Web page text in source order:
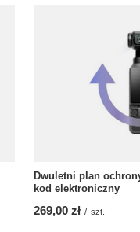
Dwuletni plan
kod elektroniczny
269,00 zł / szt.